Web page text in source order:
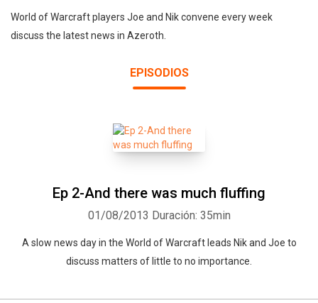
World of Warcraft players Joe and Nik convene every week
discuss the latest news in Azeroth.
EPISODIOS
Ep 2-And there was much fluffing
01/08/2013 Duración: 35min
A slow news day in the World of Warcraft leads Nik and Joe to
discuss matters of little to no importance.